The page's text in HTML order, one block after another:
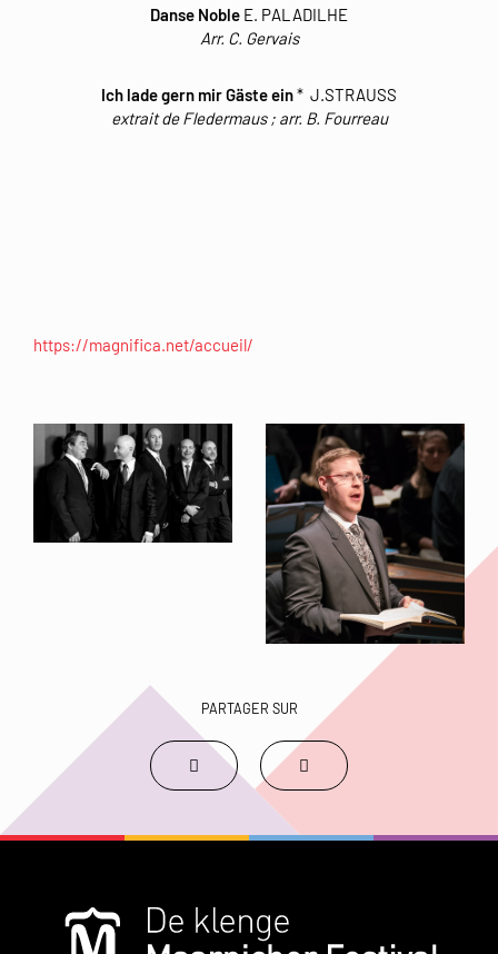
Danse Noble E. PALADILHE
Arr. C. Gervais
Ich lade gern mir Gäste ein* J.STRAUSS
extrait de Fledermaus ; arr. B. Fourreau
https://magnifica.net/accueil/
PARTAGER SUR